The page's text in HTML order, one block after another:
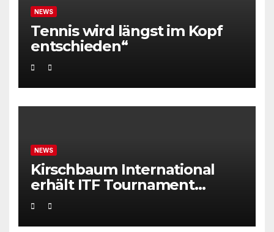
NEWS
Tennis wird längst im Kopf
entschieden“
NEWS
Kirschbaum International
erhält ITF Tournament
Recognition Award 2025